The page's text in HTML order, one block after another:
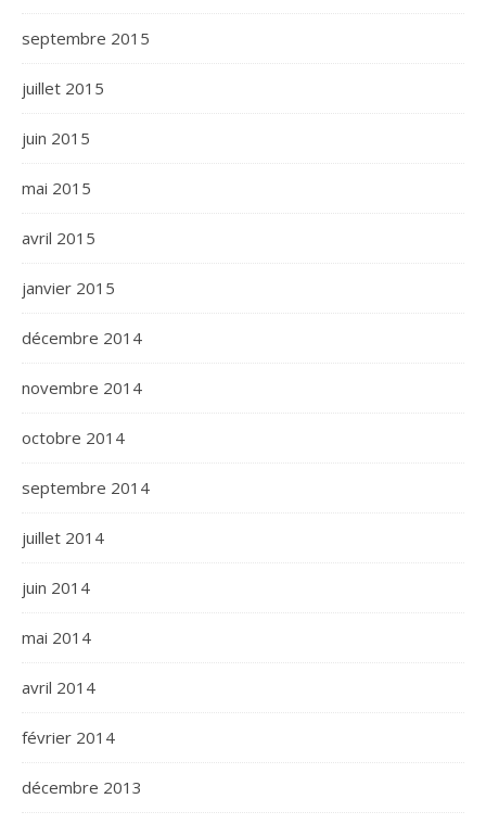
septembre 2015
juillet 2015
juin 2015
mai 2015
avril 2015
janvier 2015
décembre 2014
novembre 2014
octobre 2014
septembre 2014
juillet 2014
juin 2014
mai 2014
avril 2014
février 2014
décembre 2013